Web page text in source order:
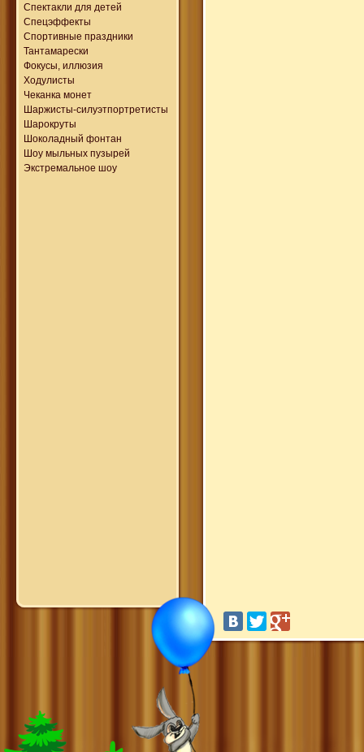
Спектакли для детей
Спецэффекты
Спортивные праздники
Тантамарески
Фокусы, иллюзия
Ходулисты
Чеканка монет
Шаржисты-силуэтпортретисты
Шарокруты
Шоколадный фонтан
Шоу мыльных пузырей
Экстремальное шоу